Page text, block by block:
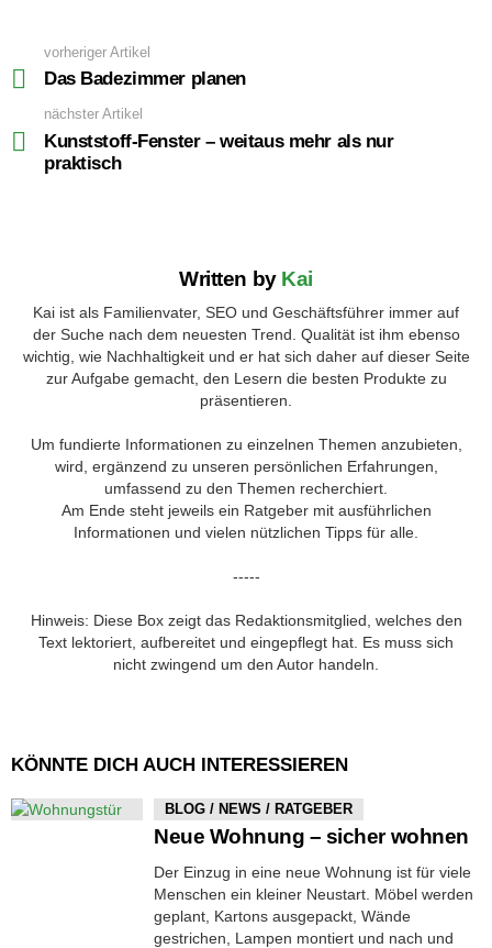
more
vorheriger Artikel
Das Badezimmer planen
nächster Artikel
Kunststoff-Fenster – weitaus mehr als nur
praktisch
Written by Kai
Kai ist als Familienvater, SEO und Geschäftsführer immer auf
der Suche nach dem neuesten Trend. Qualität ist ihm ebenso
wichtig, wie Nachhaltigkeit und er hat sich daher auf dieser Seite
zur Aufgabe gemacht, den Lesern die besten Produkte zu
präsentieren.
Um fundierte Informationen zu einzelnen Themen anzubieten,
wird, ergänzend zu unseren persönlichen Erfahrungen,
umfassend zu den Themen recherchiert.
Am Ende steht jeweils ein Ratgeber mit ausführlichen
Informationen und vielen nützlichen Tipps für alle.
-----
Hinweis: Diese Box zeigt das Redaktionsmitglied, welches den
Text lektoriert, aufbereitet und eingepflegt hat. Es muss sich
nicht zwingend um den Autor handeln.
KÖNNTE DICH AUCH INTERESSIEREN
BLOG / NEWS / RATGEBER
Neue Wohnung – sicher wohnen
Der Einzug in eine neue Wohnung ist für viele
Menschen ein kleiner Neustart. Möbel werden
geplant, Kartons ausgepackt, Wände
gestrichen, Lampen montiert und nach und